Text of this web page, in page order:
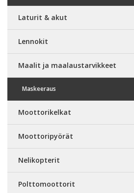
Laturit & akut
Lennokit
Maalit ja maalaustarvikkeet
Maskeeraus
Moottorikelkat
Moottoripyörät
Nelikopterit
Polttomoottorit